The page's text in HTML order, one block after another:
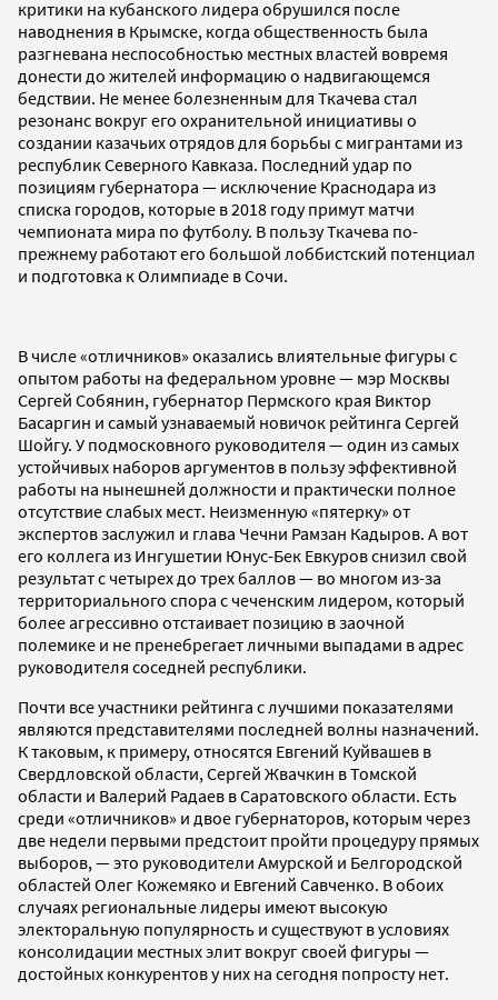
критики на кубанского лидера обрушился после
наводнения в Крымске, когда общественность была
разгневана неспособностью местных властей вовремя
донести до жителей информацию о надвигающемся
бедствии. Не менее болезненным для Ткачева стал
резонанс вокруг его охранительной инициативы о
создании казачьих отрядов для борьбы с мигрантами из
республик Северного Кавказа. Последний удар по
позициям губернатора — исключение Краснодара из
списка городов, которые в 2018 году примут матчи
чемпионата мира по футболу. В пользу Ткачева по-
прежнему работают его большой лоббистский потенциал
и подготовка к Олимпиаде в Сочи.
В числе «отличников» оказались влиятельные фигуры с
опытом работы на федеральном уровне — мэр Москвы
Сергей Собянин, губернатор Пермского края Виктор
Басаргин и самый узнаваемый новичок рейтинга Сергей
Шойгу. У подмосковного руководителя — один из самых
устойчивых наборов аргументов в пользу эффективной
работы на нынешней должности и практически полное
отсутствие слабых мест. Неизменную «пятерку» от
экспертов заслужил и глава Чечни Рамзан Кадыров. А вот
его коллега из Ингушетии Юнус-Бек Евкуров снизил свой
результат с четырех до трех баллов — во многом из-за
территориального спора с чеченским лидером, который
более агрессивно отстаивает позицию в заочной
полемике и не пренебрегает личными выпадами в адрес
руководителя соседней республики.
Почти все участники рейтинга с лучшими показателями
являются представителями последней волны назначений.
К таковым, к примеру, относятся Евгений Куйвашев в
Свердловской области, Сергей Жвачкин в Томской
области и Валерий Радаев в Саратовского области. Есть
среди «отличников» и двое губернаторов, которым через
две недели первыми предстоит пройти процедуру прямых
выборов, — это руководители Амурской и Белгородской
областей Олег Кожемяко и Евгений Савченко. В обоих
случаях региональные лидеры имеют высокую
электоральную популярность и существуют в условиях
консолидации местных элит вокруг своей фигуры —
достойных конкурентов у них на сегодня попросту нет.